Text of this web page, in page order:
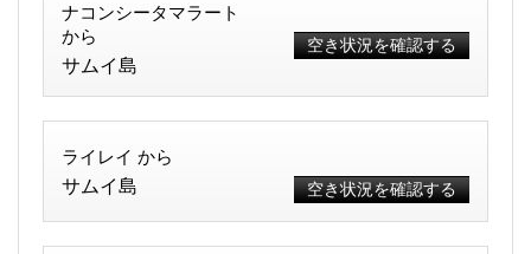
ナコンシータマラート
から
サムイ島
空き状況を確認する
ライレイ から
サムイ島 空き状況を確認する